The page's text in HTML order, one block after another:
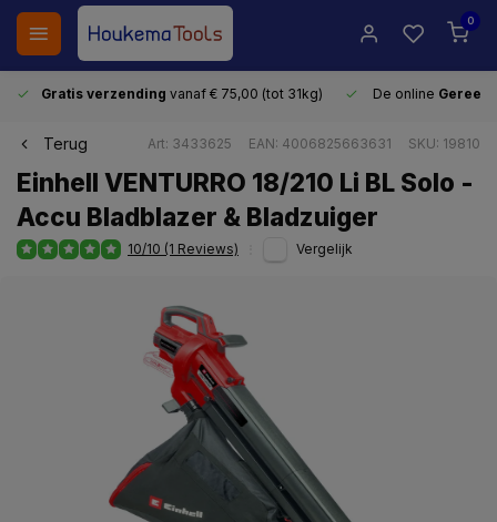
0
Gratis verzending vanaf € 75,00 (tot 31kg) De online
Terug Art: 3433625 EAN: 4006825663631 SKU: 19810
Einhell VENTURRO 18/210 Li BL Solo -
Accu Bladblazer & Bladzuiger
10/10 (1 Reviews) Vergelijk